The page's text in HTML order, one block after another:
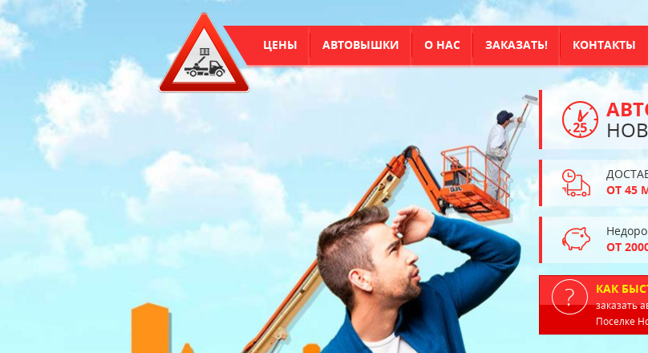
ЦЕНЫ АВТОВЫШКИ О НАС ЗАКАЗАТЬ! КОНТАКТЫ
ОТ 45
ОТ
КАК
заказать
Поселке